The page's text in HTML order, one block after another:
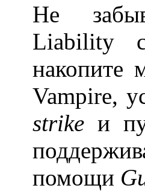
Не
Liability
накопите
Vampire,
strike и
помощи